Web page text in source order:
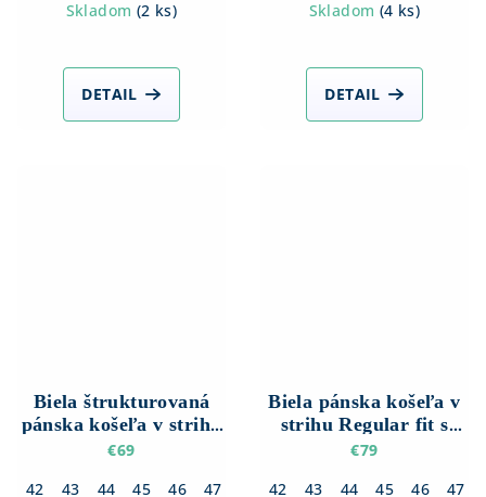
Skladom (2 ks)
DETAIL
Skladom (4 ks)
DETAIL
Biela štrukturovaná
pánska košeľa v strihu
Regular fit s Dlhým
€69
42
43 44 45 46
47
Biela pánska košeľa v
strihu Regular fit s
Dlhým rukávom
€79
42
43 44 45 46
47